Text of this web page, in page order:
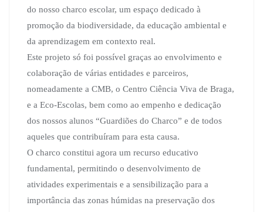
do nosso charco escolar, um espaço dedicado à
promoção da biodiversidade, da educação ambiental e
da aprendizagem em contexto real.
Este projeto só foi possível graças ao envolvimento e
colaboração de várias entidades e parceiros,
nomeadamente a CMB, o Centro Ciência Viva de Braga,
e a Eco-Escolas, bem como ao empenho e dedicação
dos nossos alunos “Guardiões do Charco” e de todos
aqueles que contribuíram para esta causa.
O charco constitui agora um recurso educativo
fundamental, permitindo o desenvolvimento de
atividades experimentais e a sensibilização para a
importância das zonas húmidas na preservação dos